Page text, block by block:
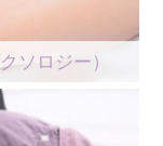
ソロジー）